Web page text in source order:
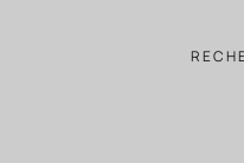
Bertrand – 6x75cl